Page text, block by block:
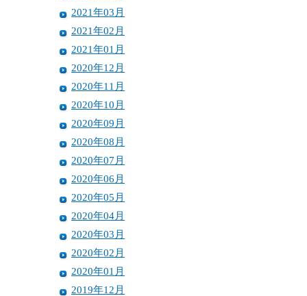
2021年03月
2021年02月
2021年01月
2020年12月
2020年11月
2020年10月
2020年09月
2020年08月
2020年07月
2020年06月
2020年05月
2020年04月
2020年03月
2020年02月
2020年01月
2019年12月